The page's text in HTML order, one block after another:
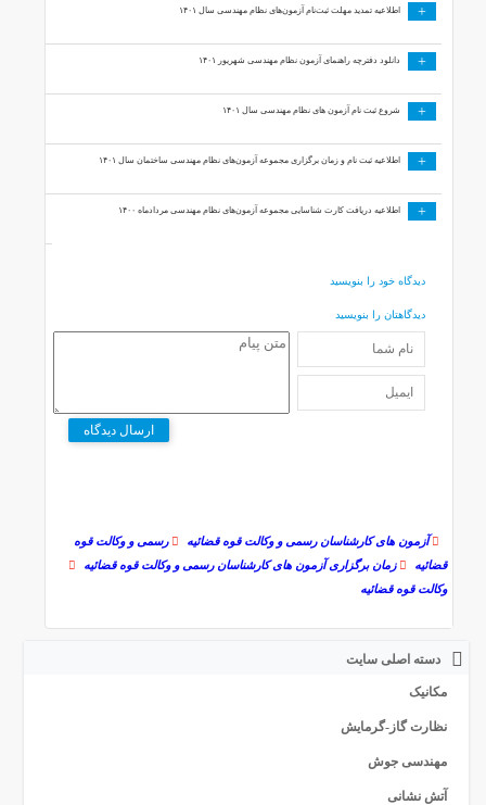
+ اطلاعیه تمدید مهلت ثبت‌نام آزمون‌های نظام مهندسی سال ۱۴۰۱
+ دانلود دفترچه راهنمای آزمون نظام مهندسی شهریور ۱۴۰۱
+ شروع ثبت نام آزمون های نظام مهندسی سال ۱۴۰۱
+ اطلاعیه ثبت نام و زمان برگزاری مجموعه آزمون‌های نظام مهندسی ساختمان سال ۱۴۰۱
+ اطلاعیه دریافت کارت شناسایی مجموعه آزمون‌های نظام مهندسی مردادماه ۱۴۰۰
دیدگاه خود را بنویسید
دیدگاهتان را بنویسید
ارسال دیدگاه
آزمون های کارشناسان رسمی و وکالت قوه قضائیه‌
رسمی و وکالت قوه
قضائیه‌
زمان برگزاری آزمون های کارشناسان رسمی و وکالت قوه قضائیه‌
وکالت قوه قضائیه‌
دسته اصلی سایت
مکانیک
نظارت گاز-گرمایش
مهندسی جوش
آتش نشانی